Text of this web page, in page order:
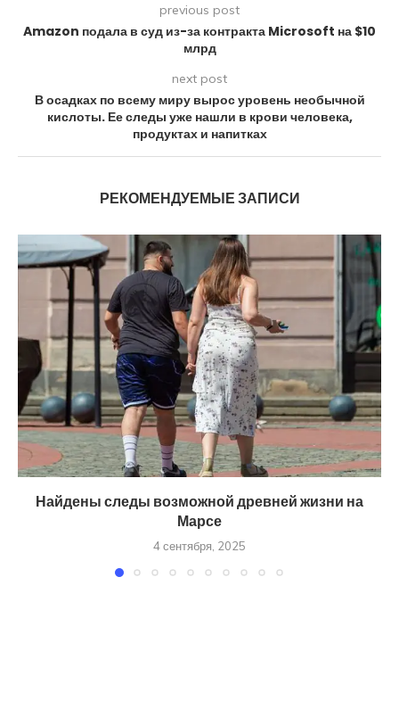
previous post
Amazon подала в суд из-за контракта Microsoft на $10
млрд
next post
В осадках по всему миру вырос уровень необычной
кислоты. Ее следы уже нашли в крови человека,
продуктах и напитках
РЕКОМЕНДУЕМЫЕ ЗАПИСИ
Найдены следы возможной древней жизни на
Марсе
4 сентября, 2025